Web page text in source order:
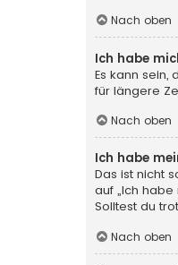
Nach oben
Ich habe
Es kann
für längere
Nach oben
Ich habe
Das ist nicht
auf „Ich
Solltest du
Nach oben